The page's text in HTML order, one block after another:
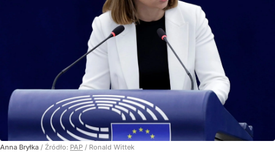
Anna Bryłka / Źródło: PAP / Ronald Wittek